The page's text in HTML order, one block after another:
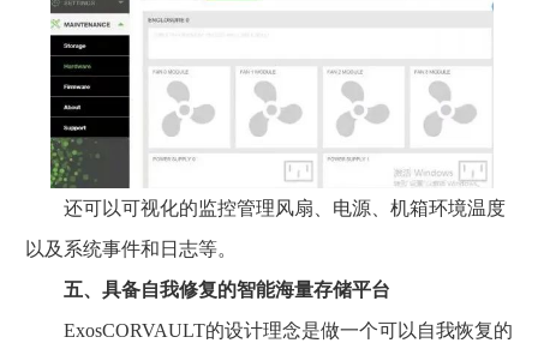
还可以可视化的监控管理风扇、电源、机箱环境温度
以及系统事件和日志等。
五、具备自我修复的智能海量存储平台
ExosCORVAULT的设计理念是做一个可以自我恢复的